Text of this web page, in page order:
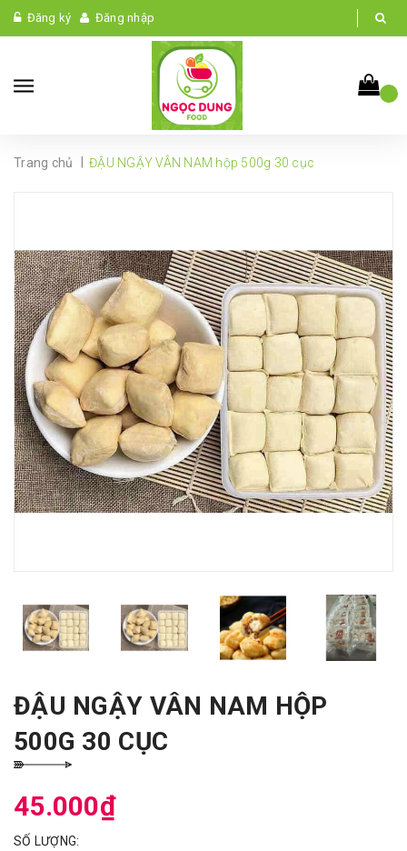
Đăng ký Đăng nhập
Trang chủ ĐẬU NGẬY VÂN NAM hộp 500g 30 cục
ĐẬU NGẬY VÂN NAM HỘP
500G 30 CỤC
45.000₫
SỐ LƯỢNG: